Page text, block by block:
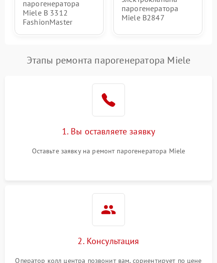
парогенератора
Miele B 3312
FashionMaster
парогенератора
Miele B2847
Этапы ремонта парогенератора Miele
1. Вы оставляете заявку
Оставьте заявку на ремонт парогенератора Miele
2. Консультация
Оператор колл центра позвонит вам, сориентирует по цене